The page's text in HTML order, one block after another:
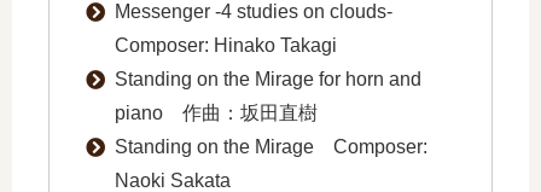
Messenger -4 studies on clouds-
Composer: Hinako Takagi
Standing on the Mirage for horn and
piano 作曲：坂田直樹
Standing on the Mirage Composer:
Naoki Sakata